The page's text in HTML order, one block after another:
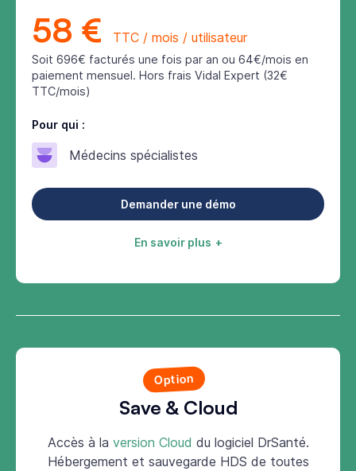
58 € TTC / mois / utilisateur
Soit 696€ facturés une fois par an ou 64€/mois en
paiement mensuel. Hors frais Vidal Expert (32€
TTC/mois)
Pour qui :
Médecins spécialistes
Demander une démo
En savoir plus
Option
Save & Cloud
Accès à la version Cloud du logiciel DrSanté.
Hébergement et sauvegarde HDS de toutes